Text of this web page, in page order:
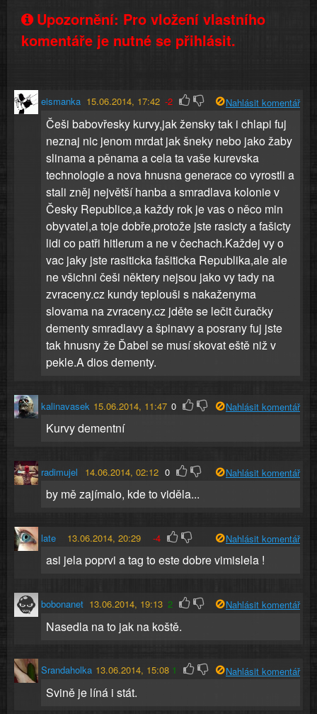
Upozornění: Pro vložení vlastního
komentáře je nutné se přihlásit.
eismanka 15.06.2014, 17:42 -2 Nahlásit komentář
Češi babovřesky kurvy,jak žensky tak i chlapi fuj
neznaj nic jenom mrdat jak šneky nebo jako žaby
slinama a pěnama a cela ta vaše kurevska
technologie a nova hnusna generace co vyrostli a
stali zněj největší hanba a smradlava kolonie v
Česky Republice,a každy rok je vas o něco min
obyvatel,a toje dobře,protože jste rasicty a fašicty
lidi co patři hitlerum a ne v čechach.Každej vy o
vac jaky jste rasiticka fašiticka Republika,ale ale
ne všichni češi některy nejsou jako vy tady na
zvraceny.cz kundy teplouši s nakaženyma
slovama na zvraceny.cz jděte se lečit čuračky
dementy smradlavy a špinavy a posrany fuj jste
tak hnusny že Ďabel se musí skovat eště niž v
pekle.A dios dementy.
kalinavasek 15.06.2014, 11:47 0 Nahlásit komentář
Kurvy dementní
radimujel 14.06.2014, 02:12 0 Nahlásit komentář
by mě zajímalo, kde to viděla...
late 13.06.2014, 20:29 -4 Nahlásit komentář
asi jela poprvi a tag to este dobre vimislela !
bobonanet 13.06.2014, 19:13 2 Nahlásit komentář
Nasedla na to jak na koště.
Srandaholka 13.06.2014, 15:08 1 Nahlásit komentář
Svině je líná i stát.